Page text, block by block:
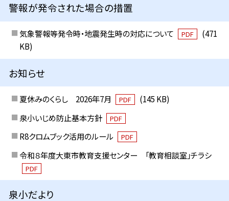
警報が発令された場合の措置
気象警報等発令時・地震発生時の対応について PDF
(471
KB)
お知らせ
夏休みのくらし 2026年7月 PDF
(145 KB)
泉小いじめ防止基本方針
PDF
R8クロムブック活用のルール PDF
令和８年度大東市教育支援センター 「教育相談室」チラシ
PDF
泉小だより